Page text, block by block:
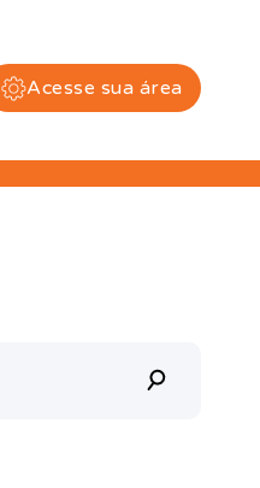
Acesse sua área